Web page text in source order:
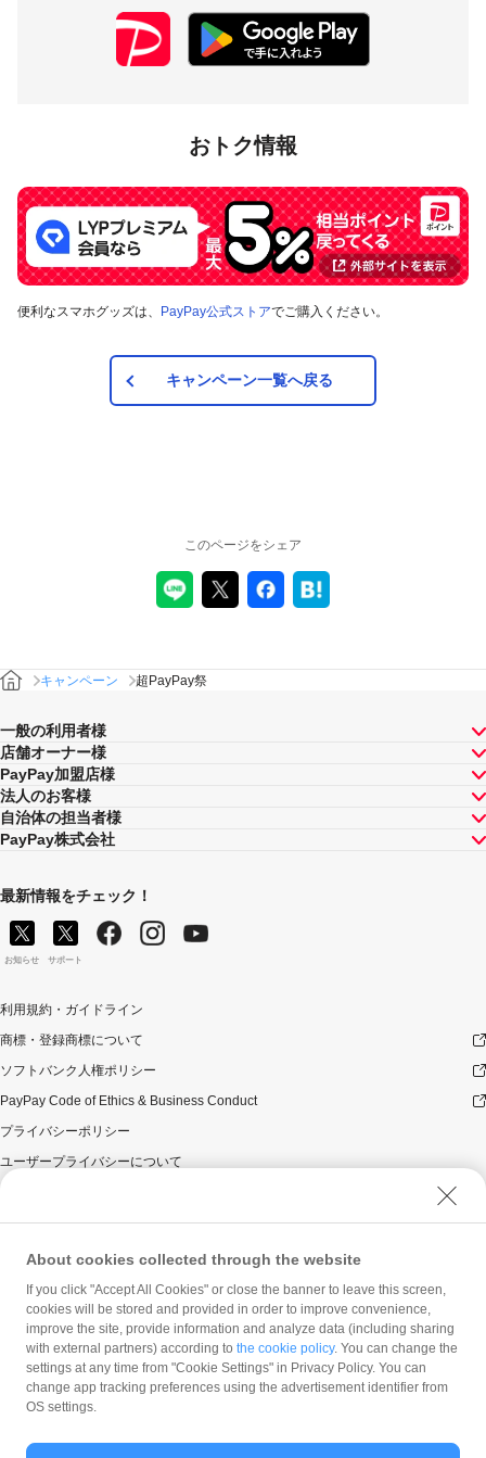
おトク情報
便利なスマホグッズは、 PayPay公式ストアでご購入ください。
キャンペーン一覧へ戻る
このページをシェア
キャンペーン 超PayPay祭
一般の利用者様
店舗オーナー様
PayPay加盟店様
法人のお客様
自治体の担当者様
PayPay株式会社
最新情報をチェック！
お知らせ サポート
利用規約・ガイドライン
商標・登録商標について
ソフトバンク人権ポリシー
PayPay Code of Ethics & Business Conduct
プライバシーポリシー
ユーザープライバシーについて
ウェブサイト利用規約
反社会的勢力に対する方針
勧誘方針
マネロン等基本方針
カスタマーハラスメントに関する当社の考え方
About cookies collected through the website
If you click "Accept All Cookies" or close the banner to leave this screen,
cookies will be stored and provided in order to improve convenience,
improve the site, provide information and analyze data (including sharing
with external partners) according to the cookie policy. You can change the
settings at any time from "Cookie Settings" in Privacy Policy. You can
change app tracking preferences using the advertisement identifier from
OS settings.